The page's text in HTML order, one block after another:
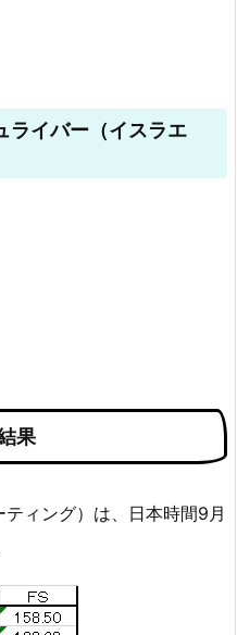
ライバー（イスラエ
果
ィング）は、日本時間9月